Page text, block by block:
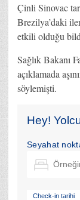
Çinli Sinovac
Brezilya’daki
etkili olduğu
Sağlık Bakanı
açıklamada
söylemişti.
Hey!
Seyahat
Check-in tarihi